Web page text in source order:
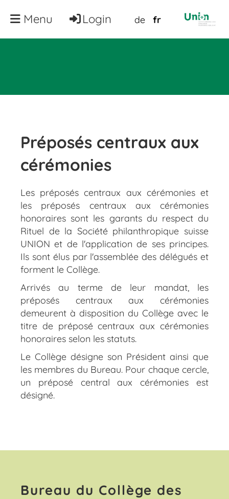
Login de fr
Menu
Préposés centraux aux
cérémonies
Les préposés centraux aux cérémonies et
les préposés centraux aux cérémonies
honoraires sont les garants du respect du
Rituel de la Société philanthropique suisse
UNION et de l'application de ses principes.
Ils sont élus par l'assemblée des délégués et
forment le Collège.
Arrivés au terme de leur mandat, les
préposés centraux aux cérémonies
demeurent à disposition du Collège avec le
titre de préposé centraux aux cérémonies
honoraires selon les statuts.
Le Collège désigne son Président ainsi que
les membres du Bureau. Pour chaque cercle,
un préposé central aux cérémonies est
désigné.
Bureau du Collège des